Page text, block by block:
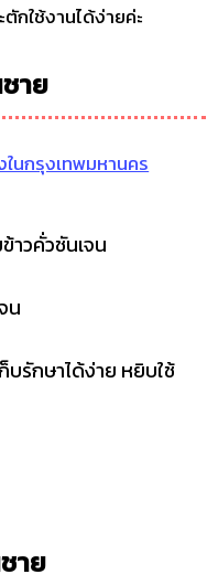
กใช้งานได้ง่ายค่ะ
าย
นกรุงเทพมหานคร
าวคั่วชันเจน
น
รักษาได้ง่าย หยิบใช้
าย